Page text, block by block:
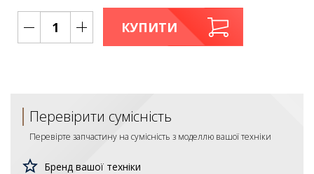
КУПИТИ
Перевірити сумісність
Перевірте запчастину на сумісність з моделлю вашої техніки
Бренд вашої техніки